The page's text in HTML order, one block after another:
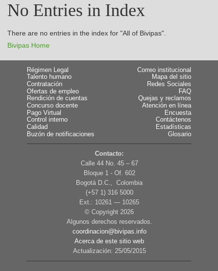
No Entries in Index
There are no entries in the index for "All of Bivipas".
Bivipas Home
Régimen Legal
Talento humano
Contratación
Ofertas de empleo
Rendición de cuentas
Concurso docente
Pago Virtual
Control interno
Calidad
Buzón de notificaciones
Correo institucional
Mapa del sitio
Redes Sociales
FAQ
Quejas y reclamos
Atención en línea
Encuesta
Contáctenos
Estadísticas
Glosario
Contacto:
Calle 44 No. 45 – 67
Bloque 1 - Of. 602
Bogotá D.C., Colombia
(+57 1) 316 5000
Ext.: 10261 — 10265
© Copyright 2026
Algunos derechos reservados.
coordinacion@bivipas.info
Acerca de este sitio web
Actualización: 25/05/2015